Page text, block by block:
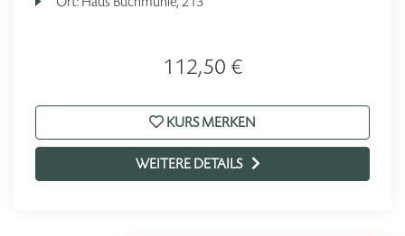
112,50 €
KURS MERKEN
WEITERE DETAILS